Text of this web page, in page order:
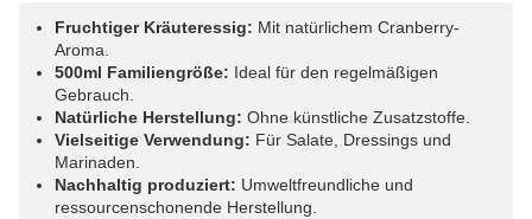
Fruchtiger Kräuteressig: Mit natürlichem Cranberry-
Aroma.
500ml Familiengröße: Ideal für den regelmäßigen
Gebrauch.
Natürliche Herstellung: Ohne künstliche Zusatzstoffe.
Vielseitige Verwendung: Für Salate, Dressings und
Marinaden.
Nachhaltig produziert: Umweltfreundliche und
ressourcenschonende Herstellung.